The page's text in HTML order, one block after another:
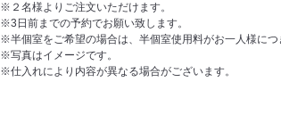
※２名様よりご注文いただけます。
※3日前までの予約でお願い致します。
※半個室をご希望の場合は、半個室使用料がお一人様につ
※写真はイメージです。
※仕入れにより内容が異なる場合がございます。